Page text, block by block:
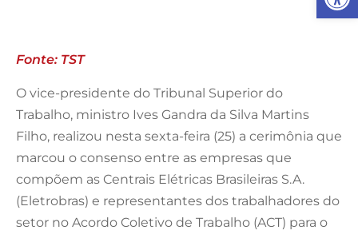
Fonte: TST
O vice-presidente do Tribunal Superior do
Trabalho, ministro Ives Gandra da Silva Martins
Filho, realizou nesta sexta-feira (25) a cerimônia que
marcou o consenso entre as empresas que
compõem as Centrais Elétricas Brasileiras S.A.
(Eletrobras) e representantes dos trabalhadores do
setor no Acordo Coletivo de Trabalho (ACT) para o